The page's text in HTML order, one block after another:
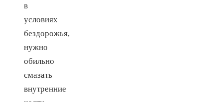
в
условиях
бездорожья,
нужно
обильно
смазать
внутренние